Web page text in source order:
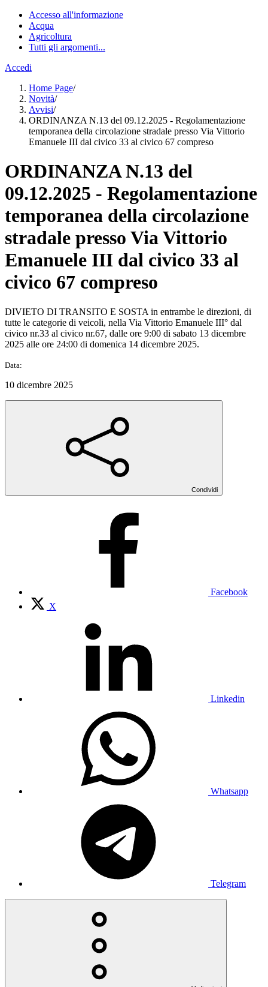
Accesso all'informazione
Acqua
Agricoltura
Tutti gli argomenti...
Accedi
Home Page/
Novità/
Avvisi/
ORDINANZA N.13 del 09.12.2025 - Regolamentazione
temporanea della circolazione stradale presso Via Vittorio
Emanuele III dal civico 33 al civico 67 compreso
ORDINANZA N.13 del
09.12.2025 - Regolamentazione
temporanea della circolazione
stradale presso Via Vittorio
Emanuele III dal civico 33 al
civico 67 compreso
DIVIETO DI TRANSITO E SOSTA in entrambe le direzioni, di
tutte le categorie di veicoli, nella Via Vittorio Emanuele III° dal
civico nr.33 al civico nr.67, dalle ore 9:00 di sabato 13 dicembre
2025 alle ore 24:00 di domenica 14 dicembre 2025.
Data:
10 dicembre 2025
Condividi
Facebook
X
Linkedin
Whatsapp
Telegram